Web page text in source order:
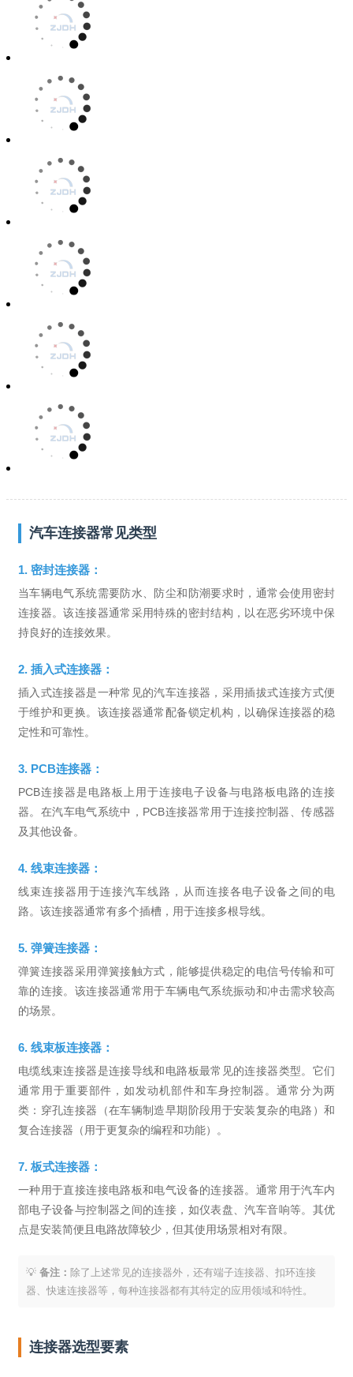
汽车连接器常见类型
1. 密封连接器：
当车辆电气系统需要防水、防尘和防潮要求时，通常会使用密封
连接器。该连接器通常采用特殊的密封结构，以在恶劣环境中保
持良好的连接效果。
2. 插入式连接器：
插入式连接器是一种常见的汽车连接器，采用插拔式连接方式便
于维护和更换。该连接器通常配备锁定机构，以确保连接器的稳
定性和可靠性。
3. PCB连接器：
PCB连接器是电路板上用于连接电子设备与电路板电路的连接
器。在汽车电气系统中，PCB连接器常用于连接控制器、传感器
及其他设备。
4. 线束连接器：
线束连接器用于连接汽车线路，从而连接各电子设备之间的电
路。该连接器通常有多个插槽，用于连接多根导线。
5. 弹簧连接器：
弹簧连接器采用弹簧接触方式，能够提供稳定的电信号传输和可
靠的连接。该连接器通常用于车辆电气系统振动和冲击需求较高
的场景。
6. 线束板连接器：
电缆线束连接器是连接导线和电路板最常见的连接器类型。它们
通常用于重要部件，如发动机部件和车身控制器。通常分为两
类：穿孔连接器（在车辆制造早期阶段用于安装复杂的电路）和
复合连接器（用于更复杂的编程和功能）。
7. 板式连接器：
一种用于直接连接电路板和电气设备的连接器。通常用于汽车内
部电子设备与控制器之间的连接，如仪表盘、汽车音响等。其优
点是安装简便且电路故障较少，但其使用场景相对有限。
备注： 除了上述常见的连接器外，还有端子连接器、扣环连接
器、快速连接器等，每种连接器都有其特定的应用领域和特性。
连接器选型要素